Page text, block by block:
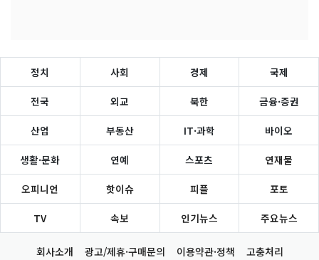
정치 사회 경제 국제
전국 외교 북한 금융·증권
산업 부동산 IT·과학 바이오
생활·문화 연예 스포츠 연재물
오피니언 핫이슈 피플 포토
TV 속보 인기뉴스 주요뉴스
회사소개 광고/제휴·구매문의 이용약관·정책 고충처리